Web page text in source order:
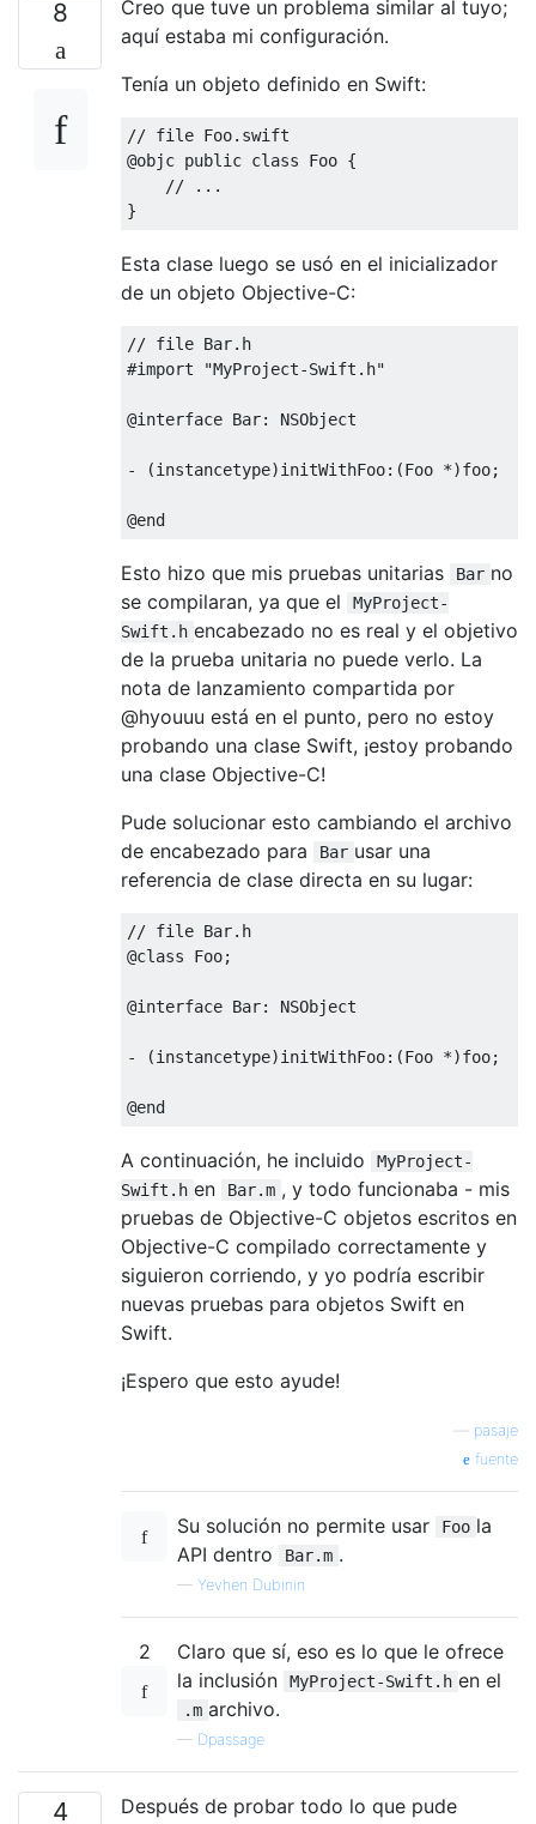
8
Creo que tuve un problema similar al tuyo;
aquí estaba mi configuración.
Tenía un objeto definido en Swift:
@objc public class Foo {
}
Esta clase luego se usó en el inicializador
de un objeto Objective-C:
#import "MyProject-Swift.h"
@interface Bar: NSObject
- (instancetype)initWithFoo:(Foo *)foo;
@end
Esto hizo que mis pruebas unitarias Bar no
se compilaran, ya que el
MyProject-
Swift.h encabezado no es real y el objetivo
de la prueba unitaria no puede verlo. La
nota de lanzamiento compartida por
@hyouuu está en el punto, pero no estoy
probando una clase Swift, ¡estoy probando
una clase Objective-C!
Pude solucionar esto cambiando el archivo
de encabezado para
Bar usar una
referencia de clase directa en su lugar:
@class Foo;
@interface Bar: NSObject
- (instancetype)initWithFoo:(Foo *)foo;
@end
A continuación, he incluido
MyProject-
Swift.h en Bar.m , y todo funcionaba - mis
pruebas de Objective-C objetos escritos en
Objective-C compilado correctamente y
siguieron corriendo, y yo podría escribir
nuevas pruebas para objetos Swift en
Swift.
¡Espero que esto ayude!
pasaje
fuente
Su solución no permite usar Foo la
API dentro
Bar.m .
— Yevhen Dubinin
2
Claro que sí, eso es lo que le ofrece
la inclusión
MyProject-Swift.h en el
.m archivo.
— Dpassage
4
Después de probar todo lo que pude